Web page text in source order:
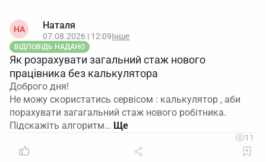
НА Наталя
07.08.2026 | 12:09Інше
ВІДПОВІДЬ НАДАНО
Як розрахувати загальний стаж нового
працівника без калькулятора
Доброго дня!
Не можу скористатись сервісом : калькулятор , аби
порахувати загагальний стаж нового робітника.
Підскажіть алгоритм…
11